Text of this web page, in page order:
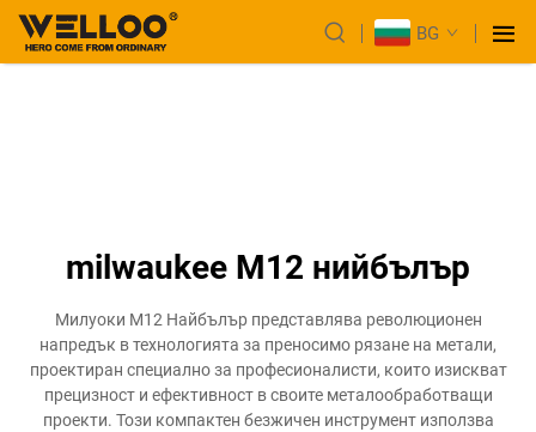
BG
milwaukee M12 нийбълър
Милуоки M12 Найбълър представлява революционен
напредък в технологията за преносимо рязане на метали,
проектиран специално за професионалисти, които изискват
прецизност и ефективност в своите металообработващи
проекти. Този компактен безжичен инструмент използва